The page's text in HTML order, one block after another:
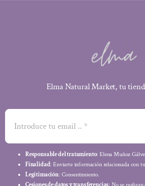
Elma Natural Market, tu
Responsable del tratamiento: Elena Muñoz
Finalidad: Enviarte información relacionada con
Legitimación: Consentimiento.